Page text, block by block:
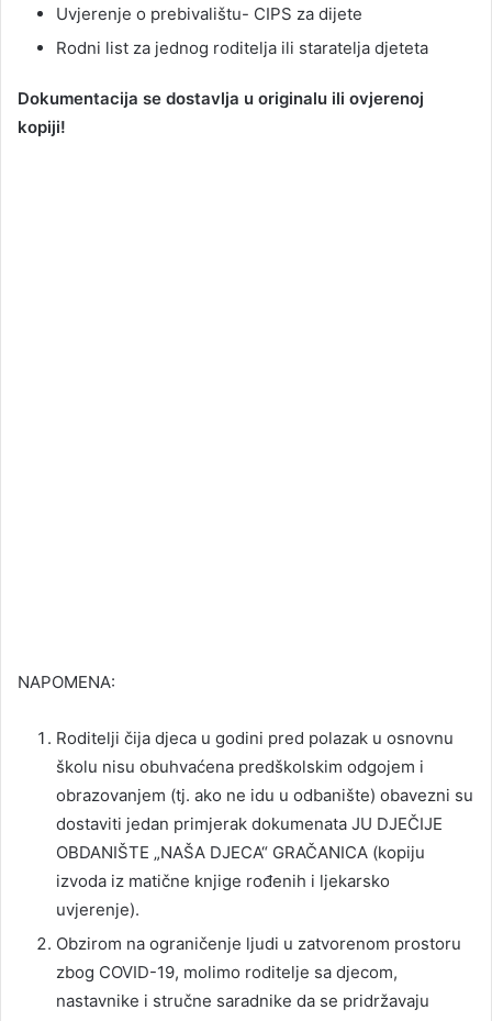
Uvjerenje o prebivalištu- CIPS za dijete
Rodni list za jednog roditelja ili staratelja djeteta
Dokumentacija se dostavlja u originalu ili ovjerenoj
kopiji!
NAPOMENA:
Roditelji čija djeca u godini pred polazak u osnovnu
školu nisu obuhvaćena predškolskim odgojem i
obrazovanjem (tj. ako ne idu u odbanište) obavezni su
dostaviti jedan primjerak dokumenata JU DJEČIJE
OBDANIŠTE „NAŠA DJECA“ GRAČANICA (kopiju
izvoda iz matične knjige rođenih i ljekarsko
uvjerenje).
Obzirom na ograničenje ljudi u zatvorenom prostoru
zbog COVID-19, molimo roditelje sa djecom,
nastavnike i stručne saradnike da se pridržavaju